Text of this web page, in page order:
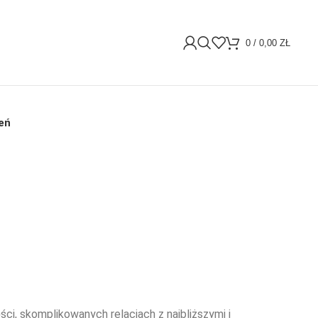
0/ 0,00ZŁ
skomplikowanych relacjach z najbliższymi i